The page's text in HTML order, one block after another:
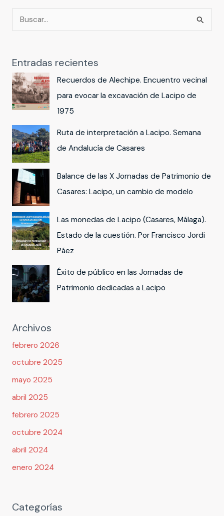
u
c
a
r
p
o
r
:
Entradas recientes
Recuerdos de Alechipe. Encuentro vecinal
para evocar la excavación de Lacipo de
1975
Ruta de interpretación a Lacipo. Semana
de Andalucía de Casares
Balance de las X Jornadas de Patrimonio de
Casares: Lacipo, un cambio de modelo
Las monedas de Lacipo (Casares, Málaga).
Estado de la cuestión. Por Francisco Jordi
Páez
Éxito de público en las Jornadas de
Patrimonio dedicadas a Lacipo
Archivos
febrero 2026
octubre 2025
mayo 2025
abril 2025
febrero 2025
octubre 2024
abril 2024
enero 2024
Categorías